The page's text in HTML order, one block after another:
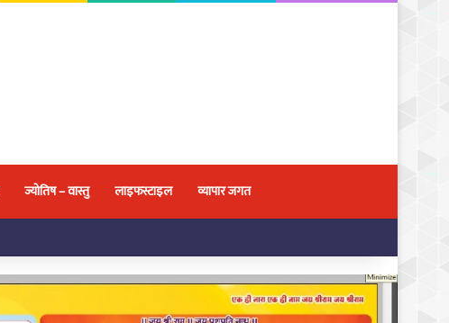
ज्योतिष – वास्तु लाइफस्टाइल व्यापार जगत